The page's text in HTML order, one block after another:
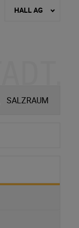
HALL AG
SALZRAUM